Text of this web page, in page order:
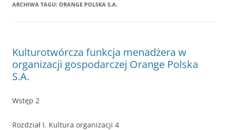
ARCHIWA TAGU: ORANGE POLSKA S.A.
Kulturotwórcza funkcja menadżera w
organizacji gospodarczej Orange Polska
S.A.
Wstęp 2
Rozdział I. Kultura organizacji 4